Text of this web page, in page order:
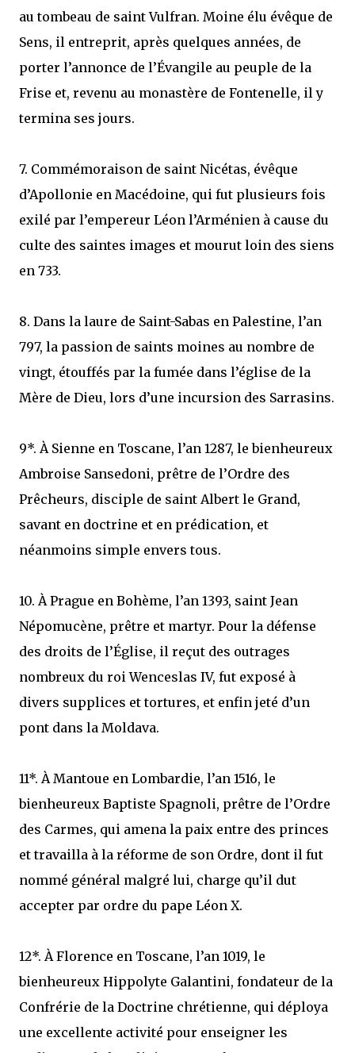
au tombeau de saint Vulfran. Moine élu évêque de
Sens, il entreprit, après quelques années, de
porter l’annonce de l’Évangile au peuple de la
Frise et, revenu au monastère de Fontenelle, il y
termina ses jours.
7. Commémoraison de saint Nicétas, évêque
d’Apollonie en Macédoine, qui fut plusieurs fois
exilé par l’empereur Léon l’Arménien à cause du
culte des saintes images et mourut loin des siens
en 733.
8. Dans la laure de Saint-Sabas en Palestine, l’an
797, la passion de saints moines au nombre de
vingt, étouffés par la fumée dans l’église de la
Mère de Dieu, lors d’une incursion des Sarrasins.
9*. À Sienne en Toscane, l’an 1287, le bienheureux
Ambroise Sansedoni, prêtre de l’Ordre des
Prêcheurs, disciple de saint Albert le Grand,
savant en doctrine et en prédication, et
néanmoins simple envers tous.
10. À Prague en Bohème, l’an 1393, saint Jean
Népomucène, prêtre et martyr. Pour la défense
des droits de l’Église, il reçut des outrages
nombreux du roi Wenceslas IV, fut exposé à
divers supplices et tortures, et enfin jeté d’un
pont dans la Moldava.
11*. À Mantoue en Lombardie, l’an 1516, le
bienheureux Baptiste Spagnoli, prêtre de l’Ordre
des Carmes, qui amena la paix entre des princes
et travailla à la réforme de son Ordre, dont il fut
nommé général malgré lui, charge qu’il dut
accepter par ordre du pape Léon X.
12*. À Florence en Toscane, l’an 1019, le
bienheureux Hippolyte Galantini, fondateur de la
Confrérie de la Doctrine chrétienne, qui déploya
une excellente activité pour enseigner les